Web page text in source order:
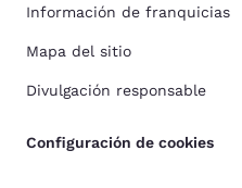
Información de franquicias
Mapa del sitio
Divulgación responsable
Configuración de cookies